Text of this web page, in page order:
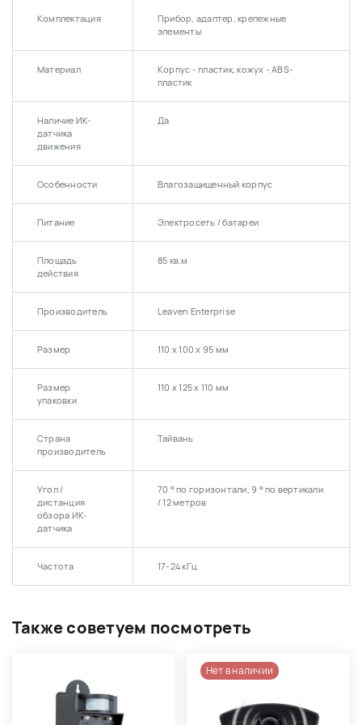
Комплектация
Прибор, адаптер, крепежные
элементы
Материал
Корпус - пластик, кожух - ABS-
пластик
Наличие ИК-
датчика
движения
Да
Особенности Влагозащищенный корпус
Питание Электросеть / батареи
Площадь
действия
85 кв.м
Производитель Leaven Enterprise
Размер 110 х 100 х 95 мм
Размер
упаковки
110 х 125 х 110 мм
Страна
производитель
Тайвань
Угол /
дистанция
обзора ИК-
датчика
70 ° по горизонтали, 9 ° по вертикали
/ 12 метров
Частота 17-24 кГц
Также советуем посмотреть
Нет в наличии